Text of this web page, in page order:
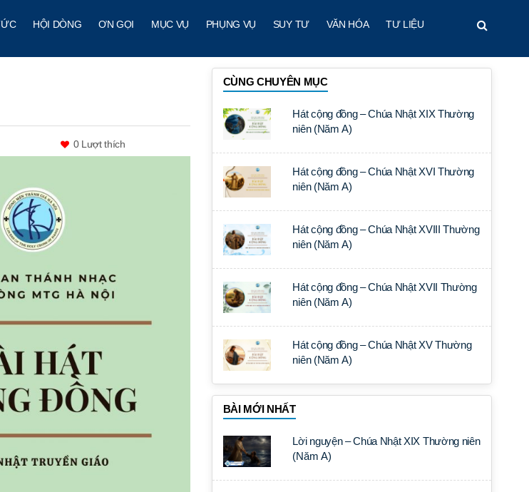
HỘI DÒNG ƠN GỌI MỤC VỤ PHỤNG VỤ SUY TƯ VĂN HÓA TƯ LIỆU
0Lượt thích
CÙNG CHUYÊN MỤC
Hát cộng đồng – Chúa Nhật XIX Thường
niên (Năm A)
Hát cộng đồng – Chúa Nhật XVI Thường
niên (Năm A)
Hát cộng đồng – Chúa Nhật XVIII Thường
niên (Năm A)
Hát cộng đồng – Chúa Nhật XVII Thường
niên (Năm A)
Hát cộng đồng – Chúa Nhật XV Thường
niên (Năm A)
BÀI MỚI NHẤT
Lời nguyện – Chúa Nhật XIX Thường niên
(Năm A)